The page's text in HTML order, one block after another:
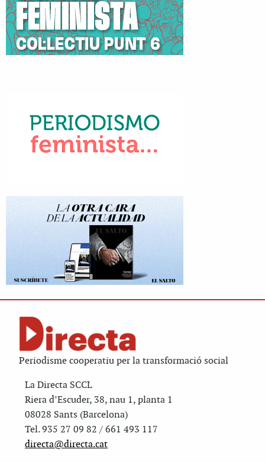
Periodisme cooperatiu per la transformació social
La Directa SCCL
Riera d’Escuder, 38, nau 1, planta 1
08028 Sants (Barcelona)
Tel. 935 27 09 82 / 661 493 117
directa@directa.cat